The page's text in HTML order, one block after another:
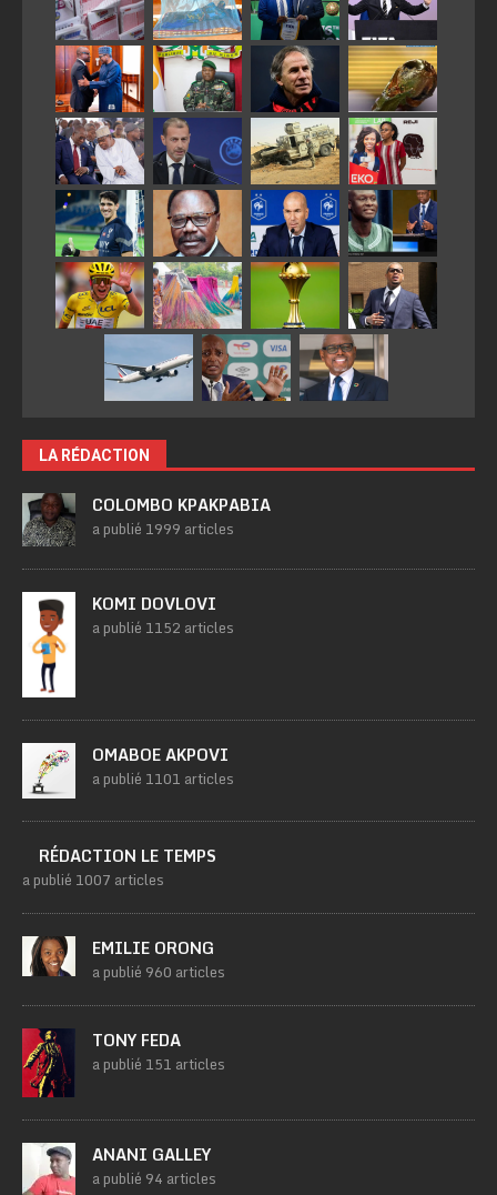
LA RÉDACTION
COLOMBO KPAKPABIA
a publié 1999 articles
KOMI DOVLOVI
a publié 1152 articles
OMABOE AKPOVI
a publié 1101 articles
RÉDACTION LE TEMPS
a publié 1007 articles
EMILIE ORONG
a publié 960 articles
TONY FEDA
a publié 151 articles
ANANI GALLEY
a publié 94 articles